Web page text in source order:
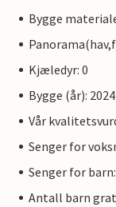
Bygge
Kjæledyr: 0
Bygge (år): 2024
Vår
Senger for
Senger for
Antall barn